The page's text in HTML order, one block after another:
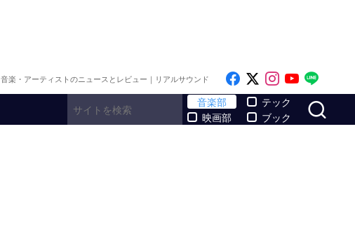
音楽・アーティストのニュースとレビュー｜リアルサウンド Like on Facebook
Follow on x
Follow on
Follow
音楽部
映画部
テック
ブック